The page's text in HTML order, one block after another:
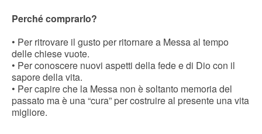
Perché comprarlo?
• Per ritrovare il gusto per ritornare a Messa al tempo
delle chiese vuote.
• Per conoscere nuovi aspetti della fede e di Dio con il
sapore della vita.
• Per capire che la Messa non è soltanto memoria del
passato ma è una “cura” per costruire al presente una vita
migliore.